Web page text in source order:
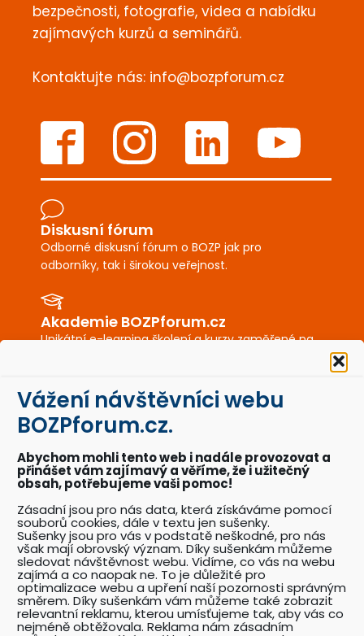
Vážení návštěvníci webu
BOZPforum.cz.
Abychom mohli tento web i nadále provozovat a
přinášet vám zajímavý a věříme, že i užitečný
obsah, potřebujeme vaši pomoc!
Zásadní jsou pro nás data, která získáváme pomocí
souborů cookies, dále v textu jen sušenky.
Sušenky jsou pro vás v podstatě neškodné, pro nás
však mají obrovský význam. Díky sušenkám můžeme
sledovat návštěvnost webu. Vidíme, co vás na webu
zajímá a co naopak ne. To je důležité pro
optimalizace webu a upření naší pozornosti správným
směrem. Díky sušenkám vám můžeme také zobrazit
relevantní reklamu, kterou umísťujeme tak, aby vás co
nejméně obtěžovala. Reklama nám zásadním
bezpečnosti, fotografie, videa a nabídku
zajímavých kurzů a seminářů.
Kontaktujte nás: info@bozpforum.cz
Diskusní fórum
Odborné diskusní fórum o BOZP jak pro
odborníky, tak i širokou veřejnost.
Akademie BOZPforum.cz
Unikátní e-learning školení a kurzy zaměřené na
BOZPkestazeni.cz
Desítky profesionálně připravených vzorových
dokumentů a posterů BOZP a PO.
Akce BOZPforum.cz
Přehled pořádaných akcí se zaměřením na
problematiku BOZP.
Katalog odborníků BOZP
Přehledný katalog odborníků pracujících v
oboru BOZP a souvisejících oborech.